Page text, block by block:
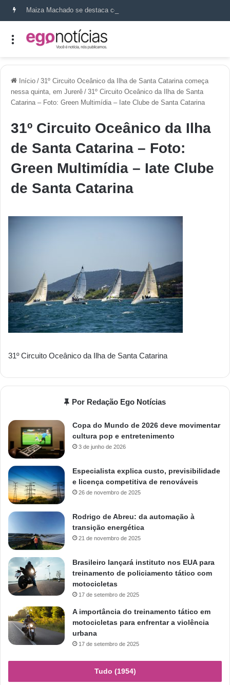
Início / 31º Circuito Oceânico da Ilha de Santa Catarina começa
nessa quinta, em Jurerê / 31º Circuito Oceânico da Ilha de Santa
Catarina – Foto: Green Multimídia – Iate Clube de Santa Catarina
31º Circuito Oceânico da Ilha
de Santa Catarina – Foto:
Green Multimídia – Iate Clube
de Santa Catarina
31º Circuito Oceânico da Ilha de Santa Catarina
Por Redação Ego Notícias
Copa do Mundo de 2026 deve movimentar
cultura pop e entretenimento
3 de junho de 2026
Especialista explica custo, previsibilidade
e licença competitiva de renováveis
26 de novembro de 2025
Rodrigo de Abreu: da automação à
transição energética
21 de novembro de 2025
Brasileiro lançará instituto nos EUA para
treinamento de policiamento tático com
motocicletas
17 de setembro de 2025
A importância do treinamento tático em
motocicletas para enfrentar a violência
urbana
17 de setembro de 2025
Tudo (1954)